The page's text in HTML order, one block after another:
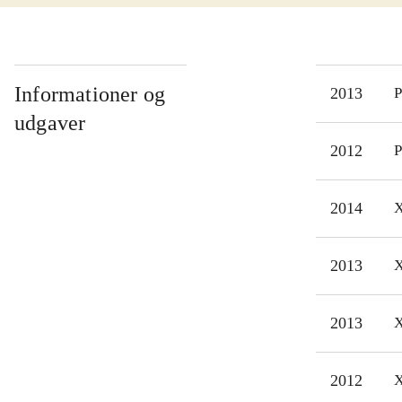
Informationer og
udgaver
2013
2012
2014
2013
2013
2012